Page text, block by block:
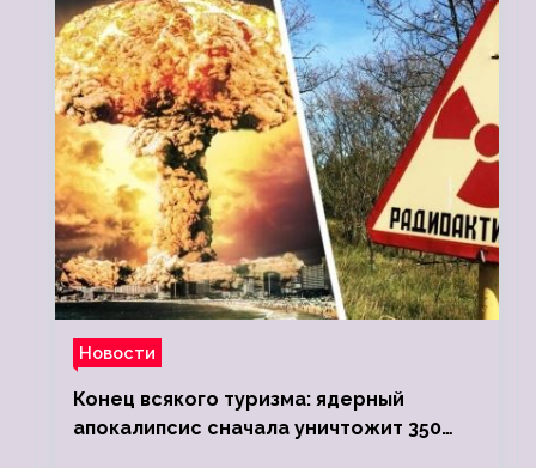
Новости
Конец всякого туризма: ядерный
апокалипсис сначала уничтожит 350